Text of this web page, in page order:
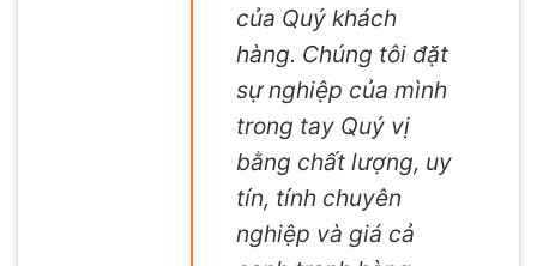
của Quý khách
hàng. Chúng tôi đặt
sự nghiệp của mình
trong tay Quý vị
bằng chất lượng, uy
tín, tính chuyên
nghiệp và giá cả